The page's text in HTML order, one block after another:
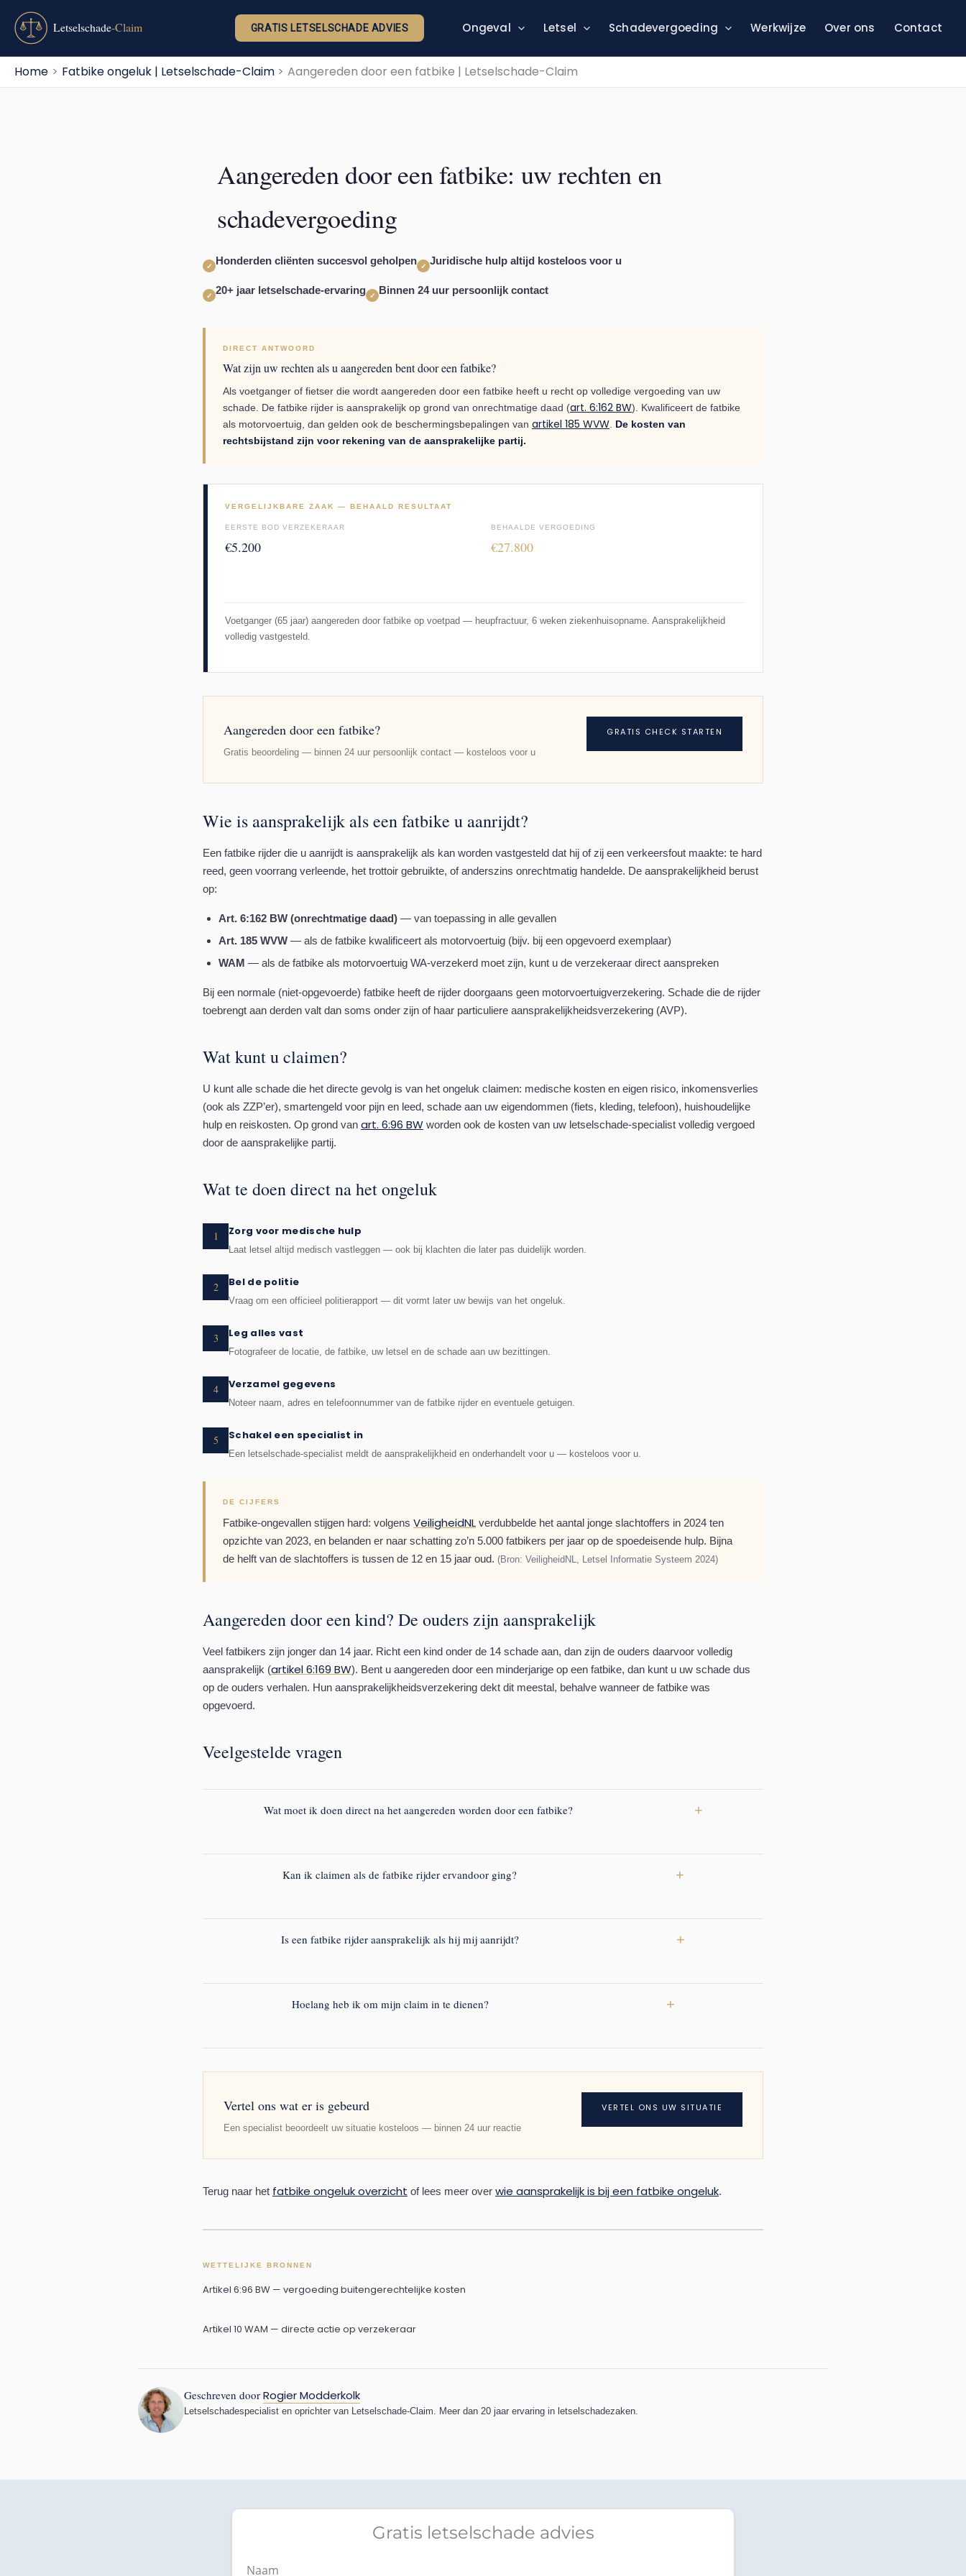
naar
inhoud
GRATIS LETSELSCHADE ADVIES Ongeval Letsel Schadevergoeding Werkwijze Over ons Contact
Home Fatbike ongeluk | Letselschade-Claim Aangereden door een fatbike | Letselschade-Claim
Aangereden door een fatbike: uw rechten en
schadevergoeding
✓ Honderden cliënten succesvol geholpen ✓ Juridische hulp altijd kosteloos voor u
✓ 20+ jaar letselschade-ervaring ✓ Binnen 24 uur persoonlijk contact
DIRECT ANTWOORD
Wat zijn uw rechten als u aangereden bent door een fatbike?
Als voetganger of fietser die wordt aangereden door een fatbike heeft u recht op volledige vergoeding van uw
schade. De fatbike rijder is aansprakelijk op grond van onrechtmatige daad (art. 6:162 BW). Kwalificeert de fatbike
als motorvoertuig, dan gelden ook de beschermingsbepalingen van artikel 185 WVW De kosten van
rechtsbijstand zijn voor rekening van de aansprakelijke partij.
VERGELIJKBARE ZAAK — BEHAALD RESULTAAT
EERSTE BOD VERZEKERAAR
€5.200
BEHAALDE VERGOEDING
€27.800
Voetganger (65 jaar) aangereden door fatbike op voetpad — heupfractuur, 6 weken ziekenhuisopname. Aansprakelijkheid
volledig vastgesteld.
Aangereden door een fatbike?
Gratis beoordeling — binnen 24 uur persoonlijk contact — kosteloos voor u
GRATIS CHECK STARTEN
Wie is aansprakelijk als een fatbike u aanrijdt?
Een fatbike rijder die u aanrijdt is aansprakelijk als kan worden vastgesteld dat hij of zij een verkeersfout maakte: te hard
reed, geen voorrang verleende, het trottoir gebruikte, of anderszins onrechtmatig handelde. De aansprakelijkheid berust
op:
Art. 6:162 BW (onrechtmatige daad) — van toepassing in alle gevallen
Art. 185 WVW — als de fatbike kwalificeert als motorvoertuig (bijv. bij een opgevoerd exemplaar)
WAM — als de fatbike als motorvoertuig WA-verzekerd moet zijn, kunt u de verzekeraar direct aanspreken
Bij een normale (niet-opgevoerde) fatbike heeft de rijder doorgaans geen motorvoertuigverzekering. Schade die de rijder
toebrengt aan derden valt dan soms onder zijn of haar particuliere aansprakelijkheidsverzekering (AVP).
Wat kunt u claimen?
U kunt alle schade die het directe gevolg is van het ongeluk claimen: medische kosten en eigen risico, inkomensverlies
(ook als ZZP’er), smartengeld voor pijn en leed, schade aan uw eigendommen (fiets, kleding, telefoon), huishoudelijke
hulp en reiskosten. Op grond van art. 6:96 BW worden ook de kosten van uw letselschade-specialist volledig vergoed
door de aansprakelijke partij.
Wat te doen direct na het ongeluk
1 Zorg voor medische hulp
Laat letsel altijd medisch vastleggen — ook bij klachten die later pas duidelijk worden.
2 Bel de politie
Vraag om een officieel politierapport — dit vormt later uw bewijs van het ongeluk.
3 Leg alles vast
Fotografeer de locatie, de fatbike, uw letsel en de schade aan uw bezittingen.
4 Verzamel gegevens
Noteer naam, adres en telefoonnummer van de fatbike rijder en eventuele getuigen.
5 Schakel een specialist in
Een letselschade-specialist meldt de aansprakelijkheid en onderhandelt voor u — kosteloos voor u.
DE CIJFERS
Fatbike-ongevallen stijgen hard: volgens VeiligheidNL verdubbelde het aantal jonge slachtoffers in 2024 ten
opzichte van 2023, en belanden er naar schatting zo’n 5.000 fatbikers per jaar op de spoedeisende hulp. Bijna
de helft van de slachtoffers is tussen de 12 en 15 jaar oud. (Bron: VeiligheidNL, Letsel Informatie Systeem 2024)
Aangereden door een kind? De ouders zijn aansprakelijk
Veel fatbikers zijn jonger dan 14 jaar. Richt een kind onder de 14 schade aan, dan zijn de ouders daarvoor volledig
aansprakelijk (artikel 6:169 BW). Bent u aangereden door een minderjarige op een fatbike, dan kunt u uw schade dus
op de ouders verhalen. Hun aansprakelijkheidsverzekering dekt dit meestal, behalve wanneer de fatbike was
opgevoerd.
Veelgestelde vragen
Wat moet ik doen direct na het aangereden worden door een fatbike? +
Bel bij ernstig letsel direct 112. Zorg voor politie op de locatie en vraag om een schriftelijk rapport. Noteer de gegevens
van de fatbike rijder en vraag getuigen om hun contactgegevens. Fotografeer alles zo uitgebreid mogelijk.
Kan ik claimen als de fatbike rijder ervandoor ging? +
Als de rijder niet te achterhalen is, kunt u in sommige gevallen een beroep doen op het Waarborgfonds Motorverkeer. Dit
geldt echter niet altijd bij een normale fatbike. Een specialist beoordeelt of en welk verhaal u heeft.
Is een fatbike rijder aansprakelijk als hij mij aanrijdt? +
Ja. Op grond van artikel 6:162 BW (onrechtmatige daad) is de fatbike rijder aansprakelijk voor schade die hij door
schuld veroorzaakt. Als de fatbike als motorvoertuig kwalificeert, geldt bovendien artikel 185 WVW.
Hoelang heb ik om mijn claim in te dienen? +
Op grond van artikel 3:310 BW heeft u vijf jaar de tijd, te rekenen vanaf het moment dat u de schade en de
Vertel ons wat er is gebeurd
Een specialist beoordeelt uw situatie kosteloos — binnen 24 uur reactie
VERTEL ONS UW SITUATIE
Terug naar het fatbike ongeluk overzicht of lees meer over wie aansprakelijk is bij een fatbike ongeluk.
WETTELIJKE BRONNEN
Artikel 6:96 BW — vergoeding buitengerechtelijke kosten
Artikel 10 WAM — directe actie op verzekeraar
Geschreven door Rogier Modderkolk
Letselschadespecialist en oprichter van Letselschade-Claim. Meer dan 20 jaar ervaring in letselschadezaken.
Gratis letselschade advies
Naam